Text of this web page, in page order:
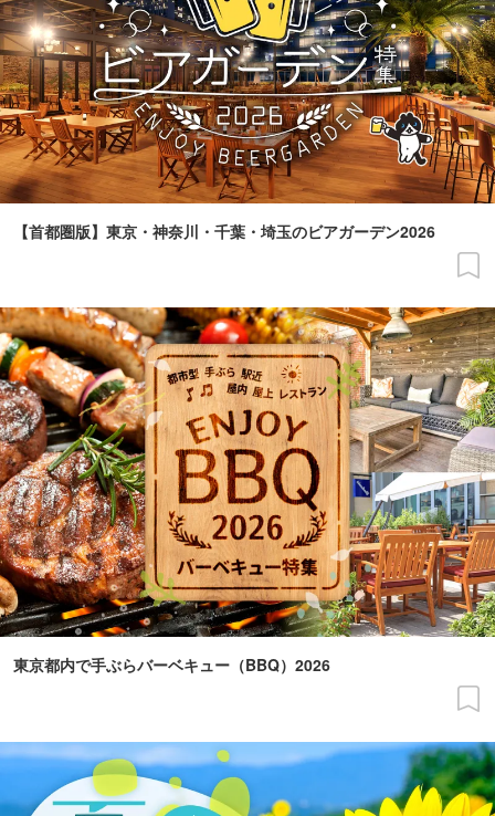
【首都圏版】東京・神奈川・千葉・埼玉のビアガーデン2026
東京都内で手ぶらバーベキュー（BBQ）2026